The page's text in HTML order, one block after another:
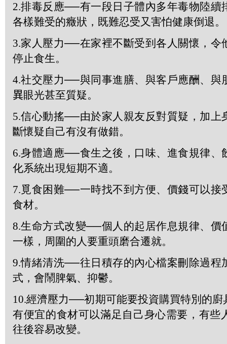
2.排毒反應──有一段日子體內多年毒物陸續
各樣難受的癥狀，既難忍受又害怕健康倒退。
3.家人壓力──在家裡不斷受到各人關懷，令
停止食生。
4.社交壓力──與同事進膳、與客戶應酬、與
異眼光甚至質疑。
5.信心動搖──由於家人親友反對質疑，加上
斷懷疑自己有沒有做錯。
6.身體適應──食生之後，口味、進食規律、
化系統出現短期不適。
7.覓食困難──一時找不到方便、價錢可以接
食材。
8.生命方式改變──個人的起居作息規律、價
一樣，周圍的人要重頭磨合遷就。
9.情緒清洗──往日積存的內心檔案刪除過程
式，會鬧脾氣、抑鬱。
10.經濟壓力──初期可能要投資購買特別的廚
有便宜的食材可以滿足自己身心需要，有些
往後容易改變。